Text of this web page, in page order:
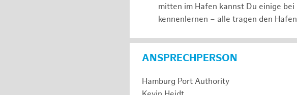
mitten im Hafen kannst Du einige
kennenlernen – alle tragen den
ANSPRECHPERSON
Hamburg Port Authority